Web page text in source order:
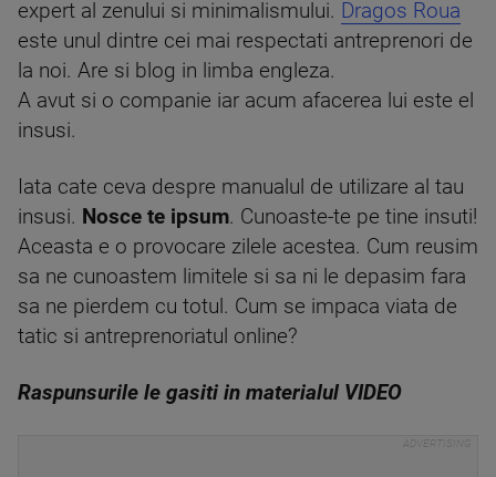
expert al zenului si minimalismului. Dragos Roua
este unul dintre cei mai respectati antreprenori de
la noi. Are si blog in limba engleza.
A avut si o companie iar acum afacerea lui este el
insusi.
Iata cate ceva despre manualul de utilizare al tau
insusi. Nosce te ipsum. Cunoaste-te pe tine insuti!
Aceasta e o provocare zilele acestea. Cum reusim
sa ne cunoastem limitele si sa ni le depasim fara
sa ne pierdem cu totul. Cum se impaca viata de
tatic si antreprenoriatul online?
Raspunsurile le gasiti in materialul VIDEO